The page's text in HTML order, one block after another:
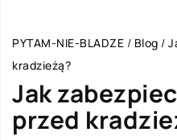
PYTAM-NIE-BLADZE / Blog /
kradzieżą?
Jak
przed